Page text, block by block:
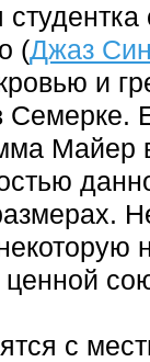
(Джаз
и
Майер
ценной
с